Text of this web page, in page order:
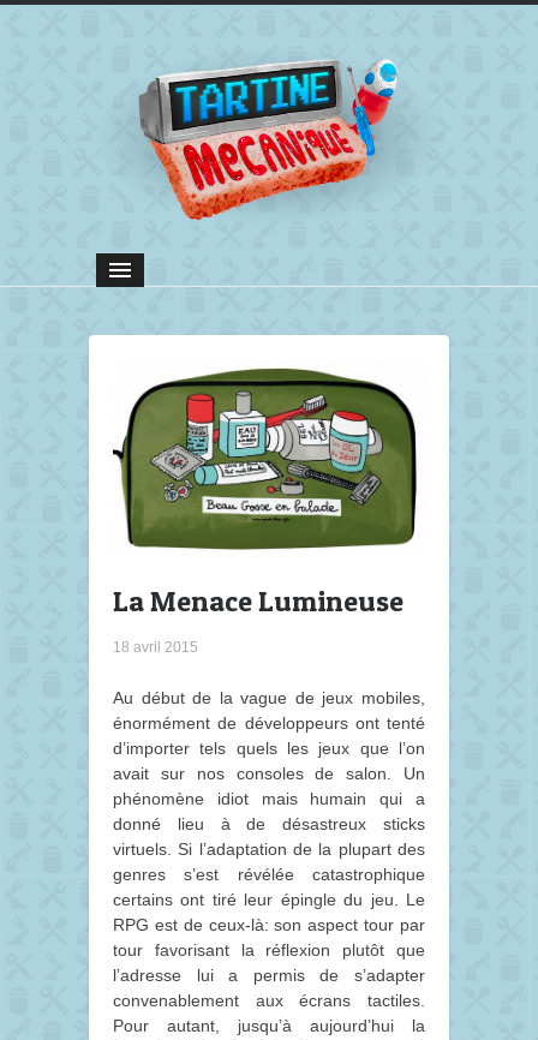
La Menace Lumineuse
18 avril 2015
Au début de la vague de jeux mobiles,
énormément de développeurs ont tenté
d’importer tels quels les jeux que l’on
avait sur nos consoles de salon. Un
phénomène idiot mais humain qui a
donné lieu à de désastreux sticks
virtuels. Si l’adaptation de la plupart des
genres s’est révélée catastrophique
certains ont tiré leur épingle du jeu. Le
RPG est de ceux-là: son aspect tour par
tour favorisant la réflexion plutôt que
l’adresse lui a permis de s’adapter
convenablement aux écrans tactiles.
Pour autant, jusqu’à aujourd’hui la